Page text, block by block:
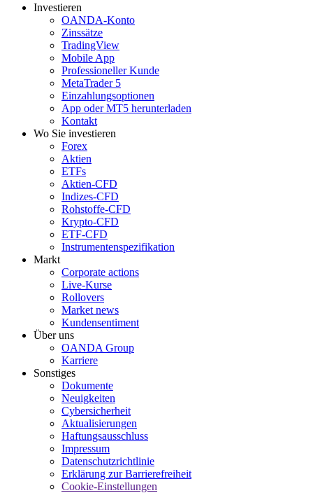
Investieren
OANDA-Konto
Zinssätze
TradingView
Mobile App
Professioneller Kunde
MetaTrader 5
Einzahlungsoptionen
App oder MT5 herunterladen
Kontakt
Wo Sie investieren
Forex
Aktien
ETFs
Aktien-CFD
Indizes-CFD
Rohstoffe-CFD
Krypto-CFD
ETF-CFD
Instrumentenspezifikation
Markt
Corporate actions
Live-Kurse
Rollovers
Market news
Kundensentiment
Über uns
OANDA Group
Karriere
Sonstiges
Dokumente
Neuigkeiten
Cybersicherheit
Aktualisierungen
Haftungsausschluss
Impressum
Datenschutzrichtlinie
Erklärung zur Barrierefreiheit
Cookie-Einstellungen